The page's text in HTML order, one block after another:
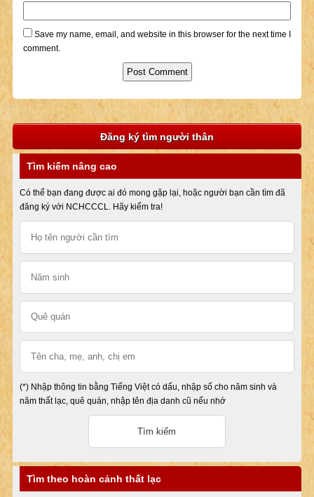
Save my name, email, and website in this browser for the next time I
comment.
Đăng ký tìm người thân
Tìm kiếm nâng cao
Có thể bạn đang được ai đó mong gặp lại, hoặc người bạn cần tìm đã
đăng ký với NCHCCCL. Hãy kiểm tra!
(*) Nhập thông tin bằng Tiếng Việt có dấu, nhập số cho năm sinh và
năm thất lạc, quê quán, nhập tên địa danh cũ nếu nhớ
Tìm theo hoàn cảnh thất lạc